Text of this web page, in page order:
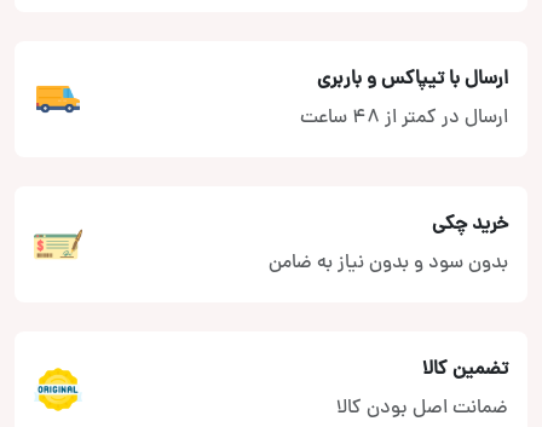
ارسال با تیپاکس و باربری
ارسال در کمتر از 48 ساعت
خرید چکی
بدون سود و بدون نیاز به ضامن
تضمین کالا
ضمانت اصل بودن کالا